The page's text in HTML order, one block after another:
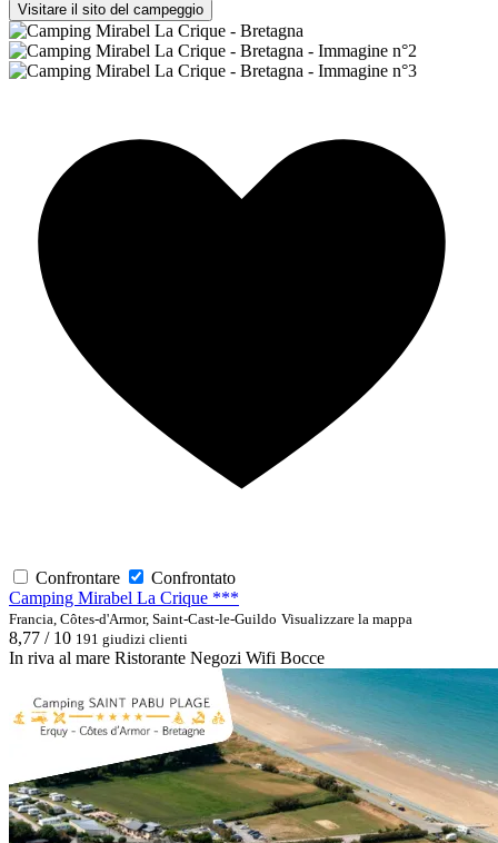
Visitare il sito del campeggio
Confrontare
Confrontato
Camping Mirabel La Crique ***
Francia, Côtes-d'Armor, Saint-Cast-le-Guildo Visualizzare la mappa
8,77 / 10 191 giudizi clienti
In riva al mare Ristorante Negozi Wifi Bocce